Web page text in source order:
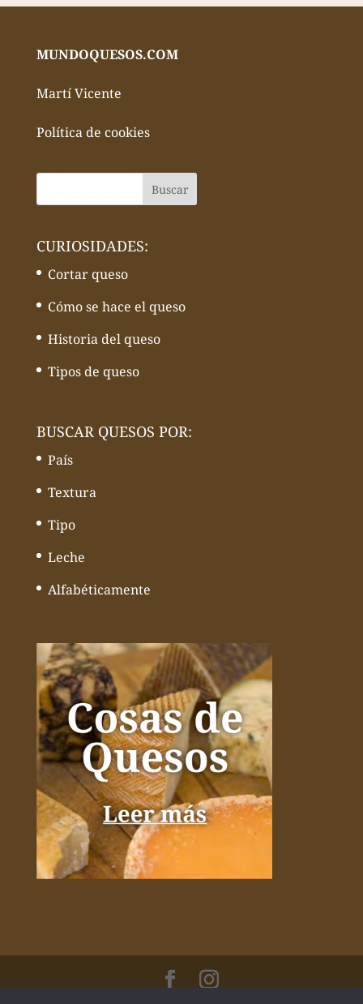
MUNDOQUESOS.COM
Martí Vicente
Política de cookies
CURIOSIDADES:
Cortar queso
Cómo se hace el queso
Historia del queso
Tipos de queso
BUSCAR QUESOS POR:
País
Textura
Tipo
Leche
Alfabéticamente